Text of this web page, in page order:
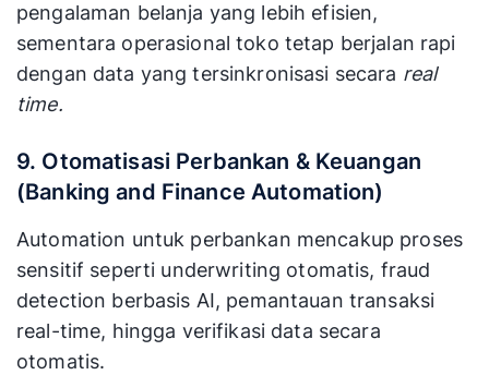
pengalaman belanja yang lebih efisien,
sementara operasional toko tetap berjalan rapi
dengan data yang tersinkronisasi secara real
time.
9. Otomatisasi Perbankan & Keuangan
(Banking and Finance Automation)
Automation untuk perbankan mencakup proses
sensitif seperti underwriting otomatis, fraud
detection berbasis AI, pemantauan transaksi
real-time, hingga verifikasi data secara
otomatis.